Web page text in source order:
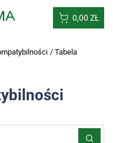
0,00 ZŁ
/ Tabela